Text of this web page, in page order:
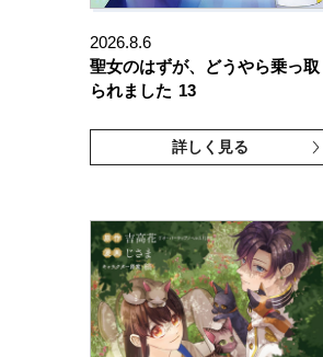
2026.8.6
聖女のはずが、どうやら乗っ取
られました 13
詳しく見る